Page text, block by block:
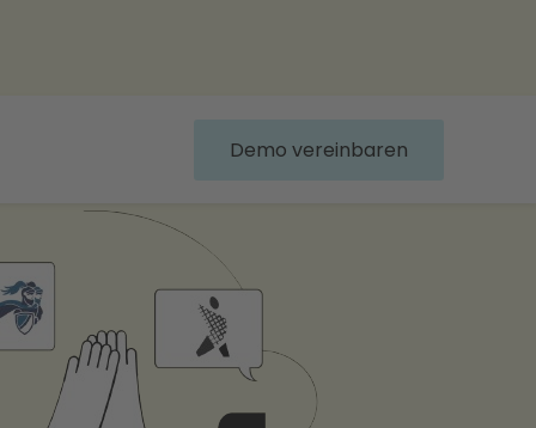
Demo vereinbaren